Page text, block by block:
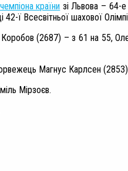
країни зі Львова – 64-
42-ї Всесвітньої шахової
(2687) – з 61 на 55,
Магнус Карлсен
Мірзоєв.